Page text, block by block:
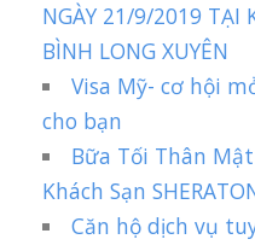
NGÀY 21/9/2019 TẠI
BÌNH LONG XUYÊN
Visa Mỹ- cơ hội
cho bạn
Bữa Tối Thân
Khách Sạn
Căn hộ dịch vụ